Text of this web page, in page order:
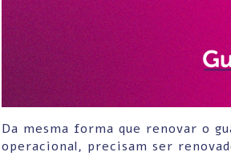
Da mesma forma que renovar o
operacional, precisam ser